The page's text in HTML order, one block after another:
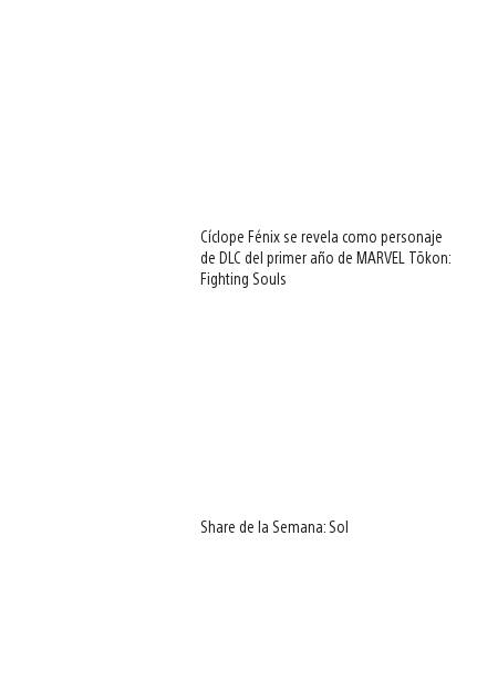
Cíclope Fénix se revela como personaje
de DLC del primer año de MARVEL Tōkon:
Fighting Souls
Share de la Semana: Sol